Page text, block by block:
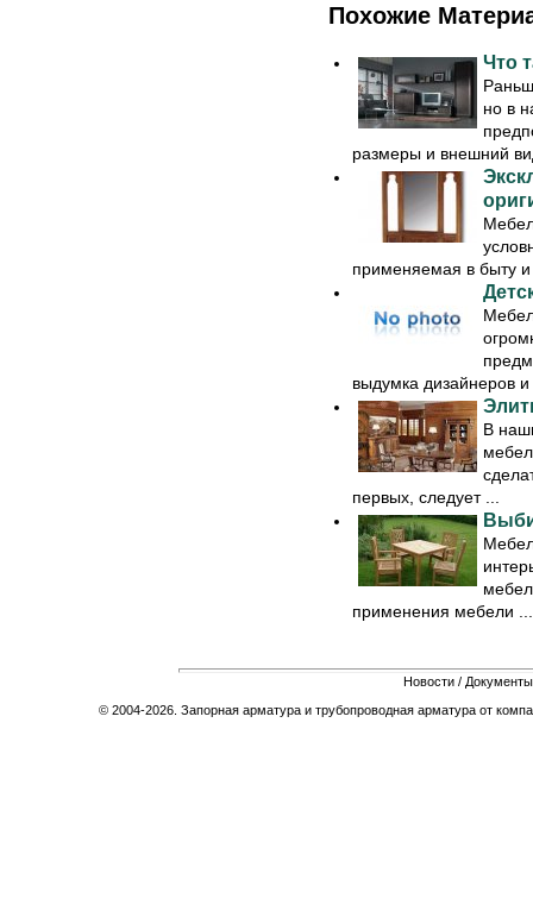
Похожие
Что
но в
размеры и внешний
применяемая в быту
выдумка дизайнеров и
В
первых, следует ...
применения мебели ...
Новости / Документы
© 2004-2026. Запорная арматура и трубопроводная арматура от